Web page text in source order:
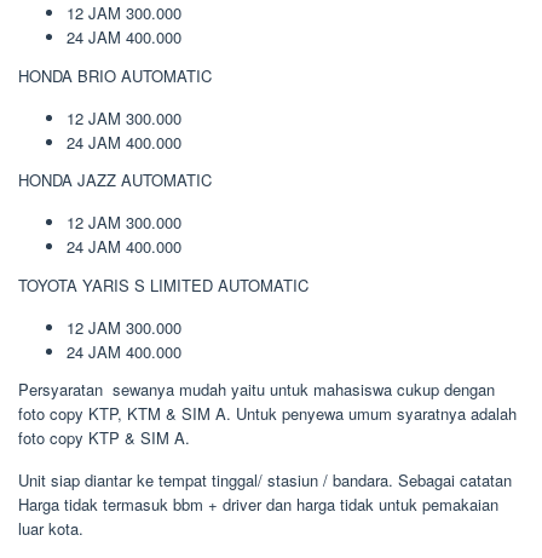
12 JAM 300.000
24 JAM 400.000
HONDA BRIO AUTOMATIC
12 JAM 300.000
24 JAM 400.000
HONDA JAZZ AUTOMATIC
12 JAM 300.000
24 JAM 400.000
TOYOTA YARIS S LIMITED AUTOMATIC
12 JAM 300.000
24 JAM 400.000
Persyaratan sewanya mudah yaitu untuk mahasiswa cukup dengan
foto copy KTP, KTM & SIM A. Untuk penyewa umum syaratnya adalah
foto copy KTP & SIM A.
Unit siap diantar ke tempat tinggal/ stasiun / bandara. Sebagai catatan
Harga tidak termasuk bbm + driver dan harga tidak untuk pemakaian
luar kota.